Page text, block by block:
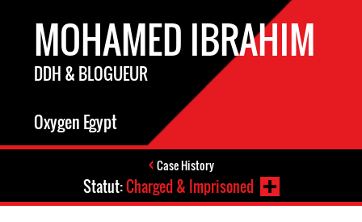
MOHAMED IBRAHIM
DDH & BLOGUEUR
Oxygen Egypt
Case History
Statut:Charged & Imprisoned